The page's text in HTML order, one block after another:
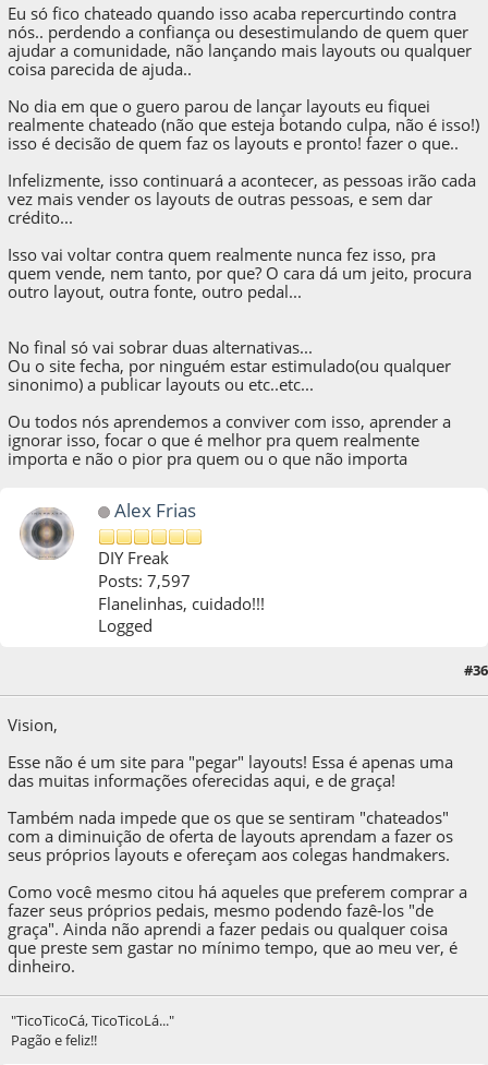
Eu só fico chateado quando isso acaba repercurtindo contra
nós.. perdendo a confiança ou desestimulando de quem quer
ajudar a comunidade, não lançando mais layouts ou qualquer
coisa parecida de ajuda..
No dia em que o guero parou de lançar layouts eu fiquei
realmente chateado (não que esteja botando culpa, não é isso!)
isso é decisão de quem faz os layouts e pronto! fazer o que..
Infelizmente, isso continuará a acontecer, as pessoas irão cada
vez mais vender os layouts de outras pessoas, e sem dar
crédito...
Isso vai voltar contra quem realmente nunca fez isso, pra
quem vende, nem tanto, por que? O cara dá um jeito, procura
outro layout, outra fonte, outro pedal...
No final só vai sobrar duas alternativas...
Ou o site fecha, por ninguém estar estimulado(ou qualquer
sinonimo) a publicar layouts ou etc..etc...
Ou todos nós aprendemos a conviver com isso, aprender a
ignorar isso, focar o que é melhor pra quem realmente
importa e não o pior pra quem ou o que não importa
Alex Frias
DIY Freak
Posts: 7,597
Flanelinhas, cuidado!!!
Logged
#36
Vision,
Esse não é um site para "pegar" layouts! Essa é apenas uma
das muitas informações oferecidas aqui, e de graça!
Também nada impede que os que se sentiram "chateados"
com a diminuição de oferta de layouts aprendam a fazer os
seus próprios layouts e ofereçam aos colegas handmakers.
Como você mesmo citou há aqueles que preferem comprar a
fazer seus próprios pedais, mesmo podendo fazê-los "de
graça". Ainda não aprendi a fazer pedais ou qualquer coisa
que preste sem gastar no mínimo tempo, que ao meu ver, é
dinheiro.
"TicoTicoCá, TicoTicoLá..."
Pagão e feliz!!